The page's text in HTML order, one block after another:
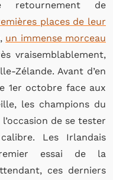
retournement de
places de leur
un immense morceau
vraisemblablement,
Zélande. Avant d’en
1er octobre face aux
les champions du
de se tester
Les Irlandais
essai de la
ces derniers